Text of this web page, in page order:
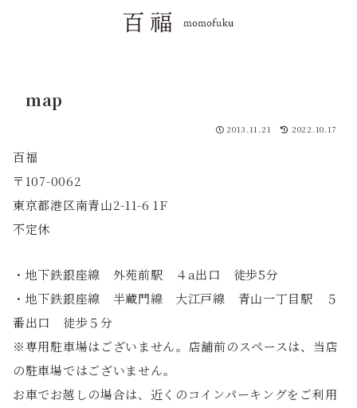
map
2013.11.21 2022.10.17
百福
〒107-0062
東京都港区南青山2-11-6 1F
不定休
・地下鉄銀座線 外苑前駅 ４a出口 徒歩5分
・地下鉄銀座線 半蔵門線 大江戸線 青山一丁目駅 ５
番出口 徒歩５分
※専用駐車場はございません。店舗前のスペースは、当店
の駐車場ではございません。
お車でお越しの場合は、近くのコインパーキングをご利用